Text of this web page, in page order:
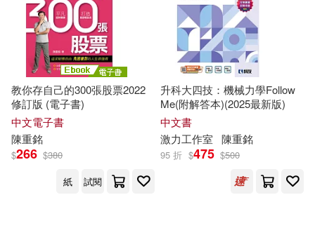
教你存自己的300張股票2022
修訂版 (電子書)
中文電子書
陳重銘
$266 $380
紙
試閱
升科大四技：機械力學Follow
Me(附解答本)(2025最新版)
中文書
激力工作室
陳重銘
95 折 $475 $500